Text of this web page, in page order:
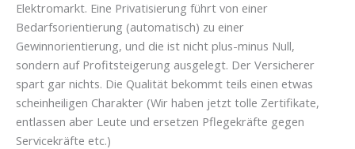
Elektromarkt. Eine Privatisierung führt von einer
Bedarfsorientierung (automatisch) zu einer
Gewinnorientierung, und die ist nicht plus-minus Null,
sondern auf Profitsteigerung ausgelegt. Der Versicherer
spart gar nichts. Die Qualität bekommt teils einen etwas
scheinheiligen Charakter (Wir haben jetzt tolle Zertifikate,
entlassen aber Leute und ersetzen Pflegekräfte gegen
Servicekräfte etc.)